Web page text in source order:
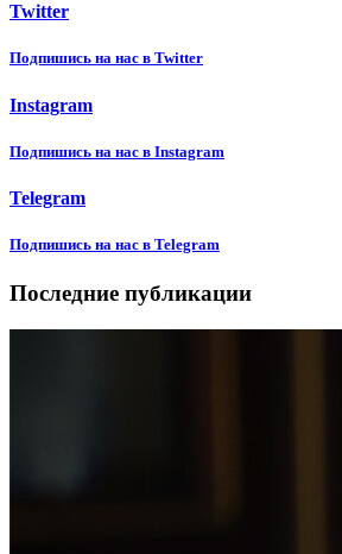
Twitter
Подпишиcь на нас в Twitter
Instagram
Подпишиcь на нас в Instagram
Telegram
Подпишиcь на нас в Telegram
Последние публикации